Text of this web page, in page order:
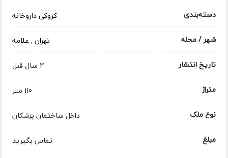
دسته‌بندی
کروکی داروخانه
شهر / محله
تهران, علامه
تاریخ انتشار
4 سال قبل
متراژ
110 متر
نوع ملک
داخل ساختمان پزشکان
مبلغ
تماس بگیرید